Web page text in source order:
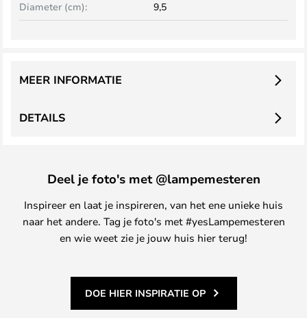
Diameter (cm): 9,5
DETAILS
MEER INFORMATIE
Deel je foto's met @lampemesteren
Inspireer en laat je inspireren, van het ene unieke huis
naar het andere. Tag je foto's met #yesLampemesteren
en wie weet zie je jouw huis hier terug!
DOE HIER INSPIRATIE OP